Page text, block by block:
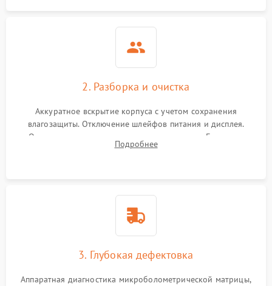
2. Разборка и очистка
Аккуратное вскрытие корпуса с учетом сохранения
влагозащиты. Отключение шлейфов питания и дисплея.
Очистка внутренних плат от окислов и пыли. Бережная
обработка германиевого объектива специализированными
Подробнее
3. Глубокая дефектовка
Аппаратная диагностика микроболометрической матрицы,